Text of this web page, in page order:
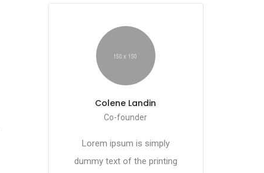
Colene Landin
Co-founder
Lorem ipsum is simply
dummy text of the printing